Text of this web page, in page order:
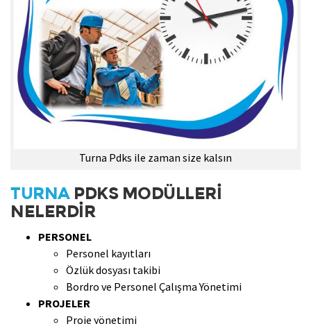
Turna Pdks ile zaman size kalsın
TURNA PDKS MODÜLLERİ
NELERDİR
PERSONEL
Personel kayıtları
Özlük dosyası takibi
Bordro ve Personel Çalışma Yönetimi
PROJELER
Proje yönetimi